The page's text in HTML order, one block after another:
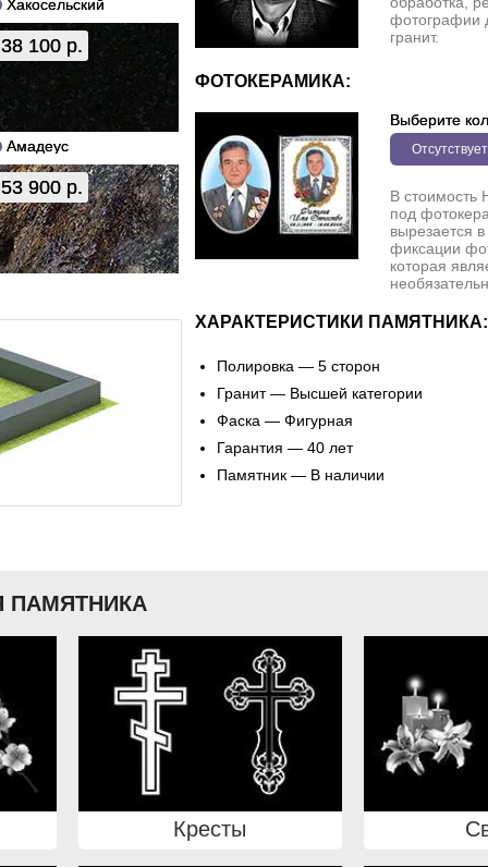
Хакосельский
38 100 р.
Амадеус
53 900 р.
фотографии
гранит.
ФОТОКЕРАМИКА:
Выберите
Отсутствует
В стоимость
под
вырезается
фиксации
которая
ХАРАКТЕРИСТИКИ ПАМЯТНИКА:
Полировка — 5 сторон
Гранит — Высшей категории
Фаска — Фигурная
Гарантия — 40 лет
Памятник — В наличии
ПАМЯТНИКА
Кресты